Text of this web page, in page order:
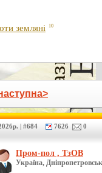
земляні 10
| #684 7626 0
Пром-пол , ТзОВ
Україна,